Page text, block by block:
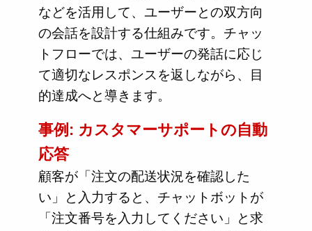
などを活用して、ユーザーとの双方向
の会話を設計する仕組みです。チャッ
トフローでは、ユーザーの発話に応じ
て適切なレスポンスを返しながら、目
的達成へと導きます。
事例: カスタマーサポートの自動
応答
顧客が「注文の配送状況を確認した
い」と入力すると、チャットボットが
「注文番号を入力してください」と求